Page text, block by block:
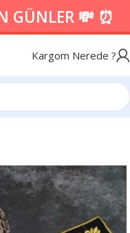
GÜNLER 💸 ⏰
Kargom Nerede ?